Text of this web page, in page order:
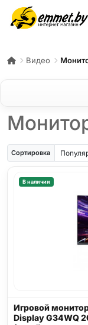
Видео
Сортировка
В наличии
Игровой
Display G34WQ